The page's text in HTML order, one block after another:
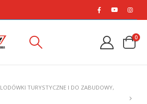
0
LODÓWKI TURYSTYCZNE I DO ZABUDOWY,